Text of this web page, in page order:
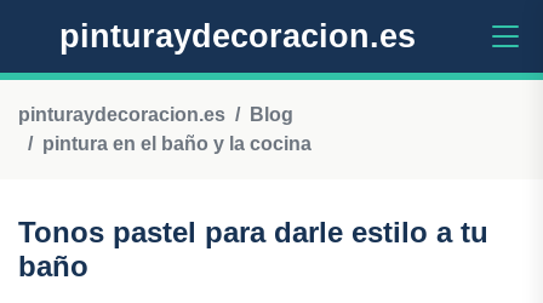
pinturaydecoracion.es
pinturaydecoracion.es
Blog
pintura en el baño y la cocina
Tonos pastel para darle estilo a tu
baño